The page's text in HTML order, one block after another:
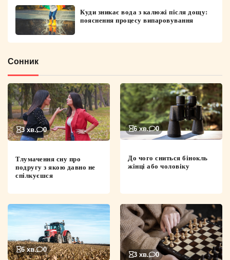
Куди зникає вода з калюжі після дощу:
пояснення процесу випаровування
Сонник
3 хв. 0
Тлумачення сну про
подругу з якою давно не
спілкуєшся
6 хв. 0
До чого сниться бінокль
жінці або чоловіку
6 хв. 0
3 хв. 0